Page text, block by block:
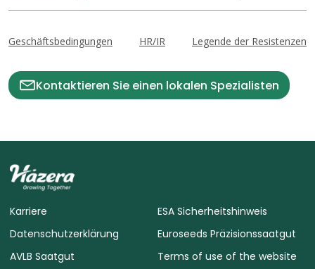
Geschäftsbedingungen HR/IR Legende der Resistenzen
Kontaktieren Sie einen lokalen Spezialisten
Karriere
Datenschutzerklärung
AVLB Saatgut
ESA Sicherheitshinweis
Euroseeds Präzisionssaatgut
Terms of use of the website